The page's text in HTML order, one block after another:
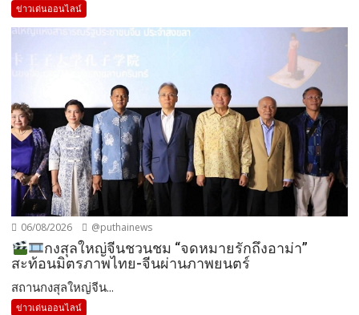
ข่าวเด่นออนไลน์
06/08/2026 @puthainews
กงสุลใหญ่จีนชวนชม “จดหมายรักถึงอาม่า”
สะท้อนมิตรภาพไทย-จีนผ่านภาพยนตร์
สถานกงสุลใหญ่จีน...
ข่าวเด่นออนไลน์